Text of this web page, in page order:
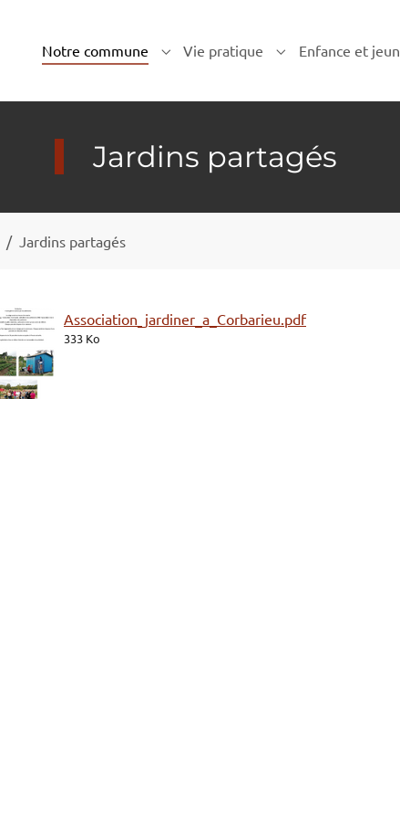
Notre commune Submenu for "Notre commune"
Vie pratique Submenu for "Vie
Enfance et
Jardins partagés
Jardins partagés
Association_jardiner_a_Corbarieu.pdf
333 Ko